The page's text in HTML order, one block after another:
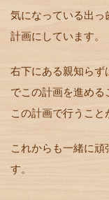
気になっている出っ
計画にしています。
右下にある親知らず
でこの計画を進める
この計画で行うこと
これからも一緒に
す。